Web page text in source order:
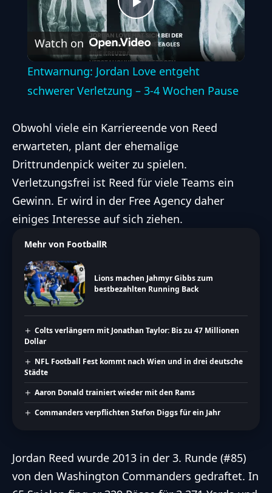
Play
Video
Watch on
Entwarnung: Jordan Love entgeht
schwerer Verletzung – 3-4 Wochen Pause
Obwohl viele ein Karriereende von Reed
erwarteten, plant der ehemalige
Drittrundenpick weiter zu spielen.
Verletzungsfrei ist Reed für viele Teams ein
Gewinn. Er wird in der Free Agency daher
einiges Interesse auf sich ziehen.
Mehr von FootballR
Lions machen Jahmyr Gibbs zum
bestbezahlten Running Back
Colts verlängern mit Jonathan Taylor: Bis zu 47 Millionen
Dollar
NFL Football Fest kommt nach Wien und in drei deutsche
Städte
Aaron Donald trainiert wieder mit den Rams
Commanders verpflichten Stefon Diggs für ein Jahr
Jordan Reed wurde 2013 in der 3. Runde (#85)
von den Washington Commanders gedraftet. In